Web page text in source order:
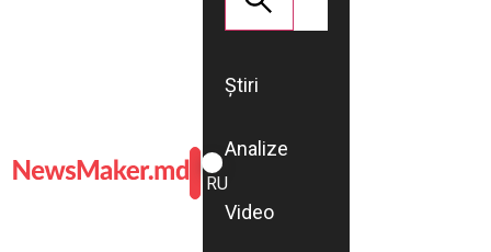
ROMÂNĂ
RU
Știri
Analize
Video